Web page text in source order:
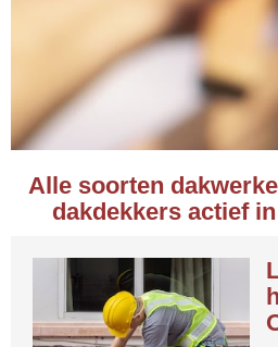
Alle soorten
dakdekkers actief